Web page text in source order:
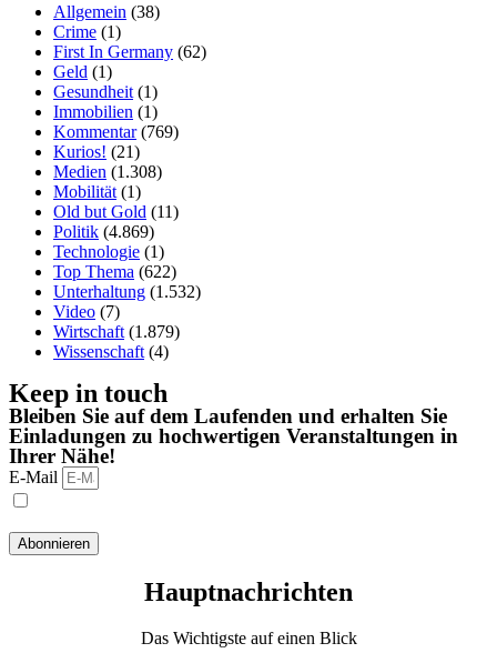
Allgemein (38)
Crime (1)
First In Germany (62)
Geld (1)
Gesundheit (1)
Immobilien (1)
Kommentar(769)
Kurios! (21)
Medien (1.308)
Mobilität (1)
Old but Gold (11)
Politik (4.869)
Technologie (1)
Top Thema (622)
Unterhaltung (1.532)
Video (7)
Wirtschaft (1.879)
Wissenschaft (4)
Keep in touch
Bleiben Sie auf dem Laufenden und erhalten Sie
Einladungen zu hochwertigen Veranstaltungen in
Ihrer Nähe!
E-Mail
Abonnieren
Hauptnachrichten​
Das Wichtigste auf einen Blick